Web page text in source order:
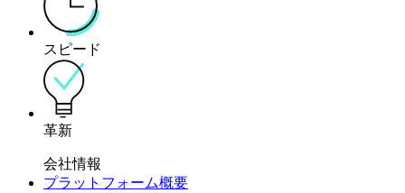
スピード
革新
会社情報
プラットフォーム概要